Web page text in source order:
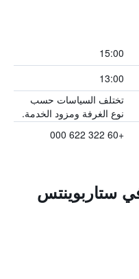
15:00
13:00
تختلف السياسات حسب
نوع الغرفة ومزود الخدمة.
+60 322 622 000
ستاربوينتس